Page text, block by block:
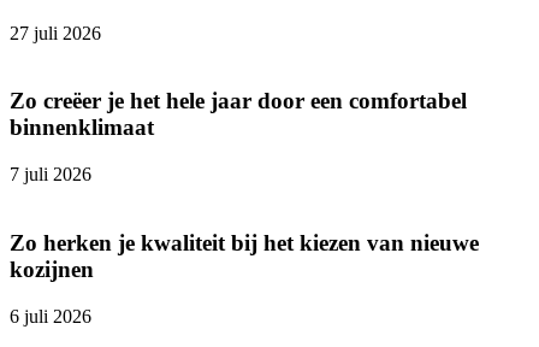
27 juli 2026
Zo creëer je het hele jaar door een comfortabel
binnenklimaat
7 juli 2026
Zo herken je kwaliteit bij het kiezen van nieuwe
kozijnen
6 juli 2026